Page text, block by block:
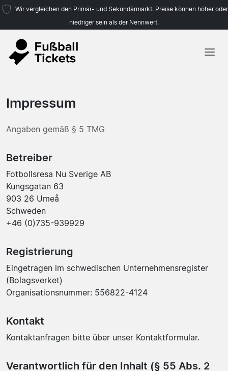
Wir vergleichen den Primär- und Sekundärmarkt. Preise können höher oder
niedriger sein als der Nennwert.
Reisebüros
Impressum
Angaben gemäß § 5 TMG
Betreiber
Fotbollsresa Nu Sverige AB
Kungsgatan 63
903 26 Umeå
Schweden
+46 (0)735-939929
Registrierung
Eingetragen im schwedischen Unternehmensregister
(Bolagsverket)
Organisationsnummer: 556822-4124
Kontakt
Kontaktanfragen bitte über unser Kontaktformular.
Verantwortlich für den Inhalt (§ 55 Abs. 2